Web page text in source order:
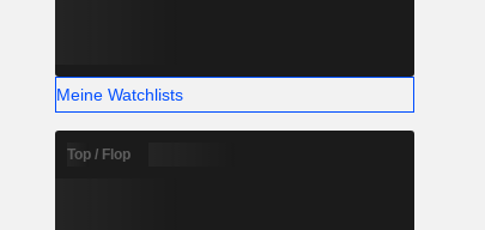
Meine Watchlists
Top / Flop